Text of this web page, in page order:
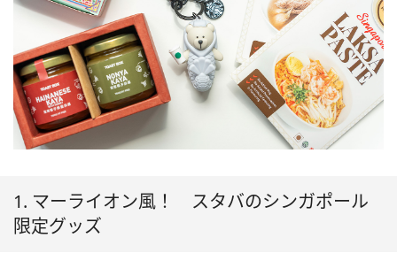
1. マーライオン風！ スタバのシンガポール
限定グッズ